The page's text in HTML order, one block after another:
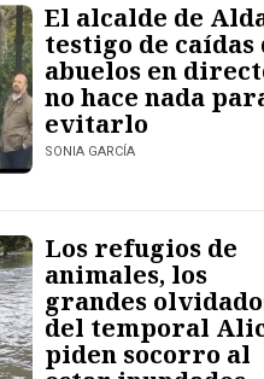
El alcalde de
testigo de caídas
abuelos en
no hace nada
evitarlo
SONIA GARCÍA
Los refugios de
animales, los
grandes
del temporal
piden socorro al